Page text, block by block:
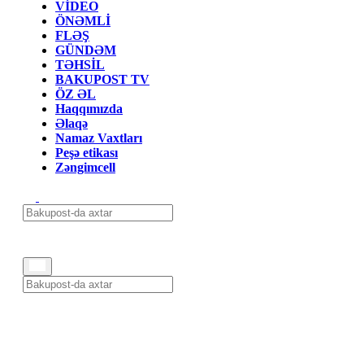
VİDEO
ÖNƏMLİ
FLƏŞ
GÜNDƏM
TƏHSİL
BAKUPOST TV
ÖZ ƏL
Haqqımızda
Əlaqə
Namaz Vaxtları
Peşə etikası
Zəngimcell